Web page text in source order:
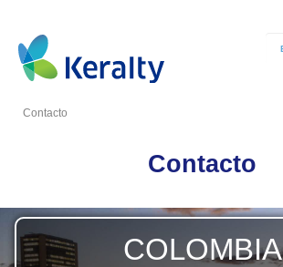
Contacto
Contacto
COLOMBIA